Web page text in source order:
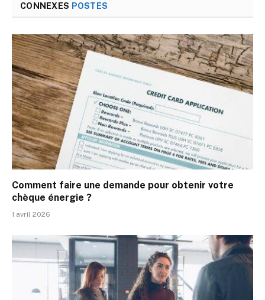
CONNEXES POSTES
Comment faire une demande pour obtenir votre
chèque énergie ?
1 avril 2026